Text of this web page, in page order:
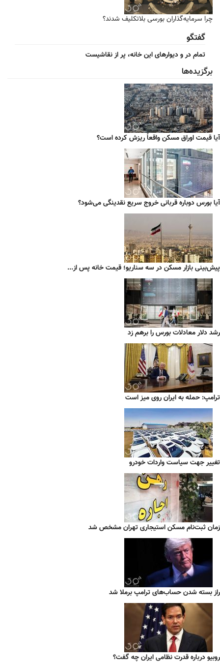
چرا سرمایه‌گذاران بورسی بلاتکلیف شدند؟
گفتگو
تمام در و دیوارهای این خانه، پر از نقاشیست
برگزیده‌ها
آیا قیمت اوراق مسکن واقعاً ریزش کرده است؟
آیا بورس دوباره قربانی خروج سریع نقدینگی می‌شود؟
پیش‌بینی بازار مسکن در سه سناریو؛ قیمت خانه پس از...
رشد دلار معادلات بورس را برهم زد
ترامپ: حمله به ایران روی میز است
تغییر جهت سیاست واردات خودرو
زمان ثبت‌نام مسکن استیجاری تهران مشخص شد
راز بسته شدن حساب‌های ترامپ برملا شد
روبیو درباره قدرت نظامی ایران چه گفت؟